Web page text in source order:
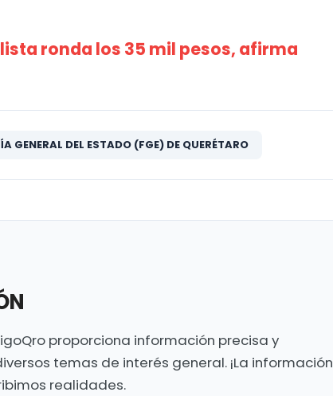
ronda los 35 mil pesos, afirma
GENERAL DEL ESTADO (FGE) DE QUERÉTARO
proporciona información precisa y
temas de interés general. ¡La información
realidades.